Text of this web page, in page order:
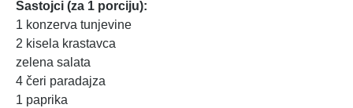
Sastojci (za 1 porciju):
1 konzerva tunjevine
2 kisela krastavca
zelena salata
4 čeri paradajza
1 paprika